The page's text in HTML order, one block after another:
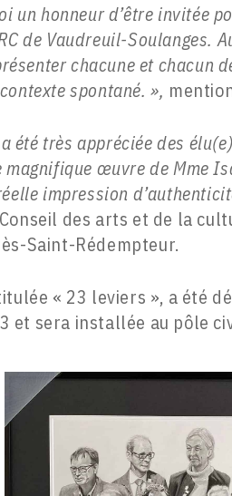
un honneur d’être invitée
de Vaudreuil-Soulanges.
chacune et chacun
spontané. »,
été très appréciée des
œuvre de Mme
impression
des arts et de la
Saint-Rédempteur.
« 23 leviers », a été
et sera installée au pôle